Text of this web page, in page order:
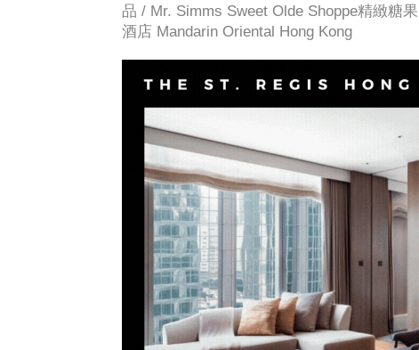
品 / Mr. Simms Sweet Olde Shoppe精緻糖
酒店 Mandarin Oriental Hong Kong